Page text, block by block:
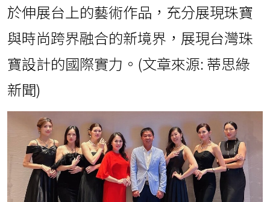
於伸展台上的藝術作品，充分展現珠寶
與時尚跨界融合的新境界，展現台灣珠
寶設計的國際實力。(文章來源: 蒂思綠
新聞)